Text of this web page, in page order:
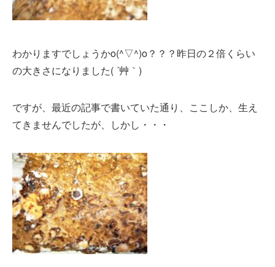
わかりますでしょうかo(^▽^)o？？？昨日の２倍くらい
の大きさになりました( ´艸｀)
ですが、最近の記事で書いていた通り、ここしか、生え
てきませんでしたが、しかし・・・